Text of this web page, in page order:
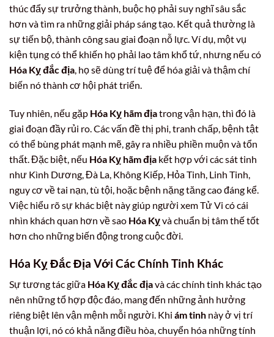
thúc đẩy sự trưởng thành, buộc họ phải suy nghĩ sâu sắc
hơn và tìm ra những giải pháp sáng tạo. Kết quả thường là
sự tiến bộ, thành công sau giai đoạn nỗ lực. Ví dụ, một vụ
kiện tụng có thể khiến họ phải lao tâm khổ tứ, nhưng nếu có
Hóa Kỵ đắc địa, họ sẽ dùng trí tuệ để hóa giải và thậm chí
biến nó thành cơ hội phát triển.
Tuy nhiên, nếu gặp Hóa Kỵ hãm địatrong vận hạn, thì đó là
giai đoạn đầy rủi ro. Các vấn đề thị phi, tranh chấp, bệnh tật
có thể bùng phát mạnh mẽ, gây ra nhiều phiền muộn và tổn
thất. Đặc biệt, nếu Hóa Kỵ hãm địa kết hợp với các sát tinh
như Kình Dương, Đà La, Không Kiếp, Hỏa Tinh, Linh Tinh,
nguy cơ về tai nạn, tù tội, hoặc bệnh nặng tăng cao đáng kể.
Việc hiểu rõ sự khác biệt này giúp người xem Tử Vi có cái
nhìn khách quan hơn về sao Hóa Kỵvà chuẩn bị tâm thế tốt
hơn cho những biến động trong cuộc đời.
Hóa Kỵ Đắc Địa Với Các Chính Tinh Khác
Sự tương tác giữa Hóa Kỵ đắc địavà các chính tinh khác tạo
nên những tổ hợp độc đáo, mang đến những ảnh hưởng
riêng biệt lên vận mệnh mỗi người. Khi ám tinh này ở vị trí
thuận lợi, nó có khả năng điều hòa, chuyển hóa những tính